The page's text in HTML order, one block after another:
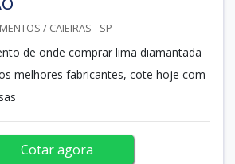
/ CAIEIRAS - SP
de onde comprar lima diamantada
melhores fabricantes, cote hoje com
Cotar agora